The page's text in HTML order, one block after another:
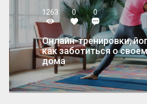
1263 0 0
Онлайн-тренировки,
как заботиться о
дома